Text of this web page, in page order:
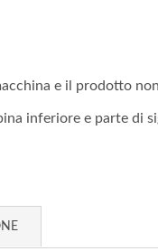
e il prodotto
inferiore e parte di